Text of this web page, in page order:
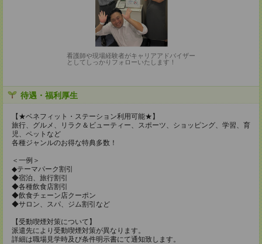
看護師や現場経験者がキャリアアドバイザー
としてしっかりフォローいたします！
待遇・福利厚生
【★ベネフィット・ステーション利用可能★】
旅行、グルメ、リラク＆ビューティー、スポーツ、ショッピング、学習、育
児、ペットなど
各種ジャンルのお得な特典多数！
＜一例＞
◆テーマパーク割引
◆宿泊、旅行割引
◆各種飲食店割引
◆飲食チェーン店クーポン
◆サロン、スパ、ジム割引など
【受動喫煙対策について】
派遣先により受動喫煙対策が異なります。
詳細は職場見学時及び条件明示書にて通知致します。